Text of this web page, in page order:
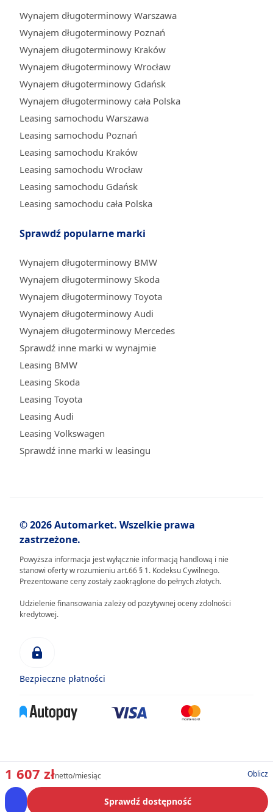
1 607 złnetto/miesiąc Oblicz
Sprawdź dostępność
Wynajem długoterminowy Warszawa
Wynajem długoterminowy Poznań
Wynajem długoterminowy Kraków
Wynajem długoterminowy Wrocław
Wynajem długoterminowy Gdańsk
Wynajem długoterminowy cała Polska
Leasing samochodu Warszawa
Leasing samochodu Poznań
Leasing samochodu Kraków
Leasing samochodu Wrocław
Leasing samochodu Gdańsk
Leasing samochodu cała Polska
Sprawdź popularne marki
Wynajem długoterminowy BMW
Wynajem długoterminowy Skoda
Wynajem długoterminowy Toyota
Wynajem długoterminowy Audi
Wynajem długoterminowy Mercedes
Sprawdź inne marki w wynajmie
Leasing BMW
Leasing Skoda
Leasing Toyota
Leasing Audi
Leasing Volkswagen
Sprawdź inne marki w leasingu
© 2026 Automarket. Wszelkie prawa
zastrzeżone.
Powyższa informacja jest wyłącznie informacją handlową i nie
stanowi oferty w rozumieniu art.66 § 1. Kodeksu Cywilnego.
Prezentowane ceny zostały zaokrąglone do pełnych złotych.
Udzielenie finansowania zależy od pozytywnej oceny zdolności
kredytowej.
Bezpieczne płatności